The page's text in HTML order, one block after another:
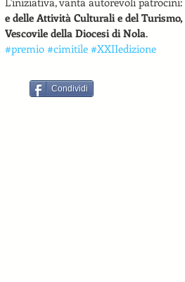
e delle Attività Culturali e del
Vescovile della Diocesi di Nola.
#premio #cimitile #XXIIedizione
Condividi